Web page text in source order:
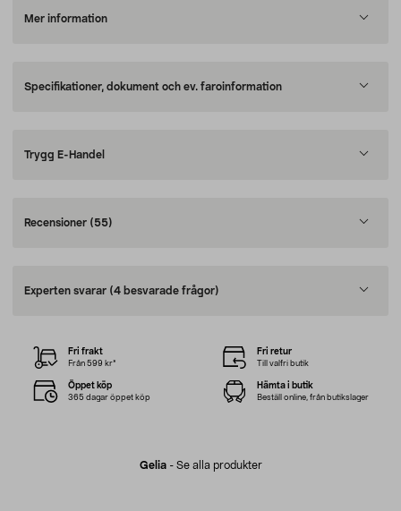
Mer information
Specifikationer, dokument och ev. faroinformation
Trygg E-Handel
Recensioner (55)
Experten svarar (4 besvarade frågor)
Gelia- Se alla produkter
Fri frakt
Från 599 kr*
Fri retur
Till valfri butik
Öppet köp
365 dagar öppet köp
Hämta i butik
Beställ online, från butikslager